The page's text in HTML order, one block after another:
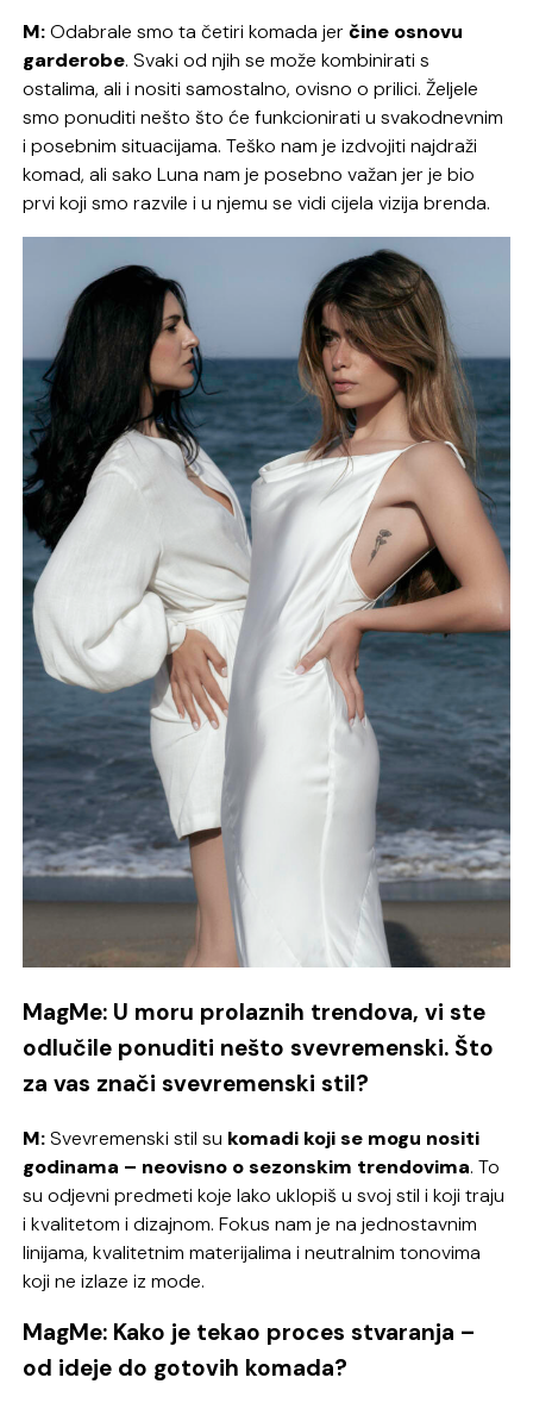
M:Odabrale smo ta četiri komada jerčine osnovu
garderobe. Svaki od njih se može kombinirati s
ostalima, ali i nositi samostalno, ovisno o prilici. Željele
smo ponuditi nešto što će funkcionirati u svakodnevnim
i posebnim situacijama. Teško nam je izdvojiti najdraži
komad, ali sako Luna nam je posebno važan jer je bio
prvi koji smo razvile i u njemu se vidi cijela vizija brenda.
MagMe: U moru prolaznih trendova, vi ste
odlučile ponuditi nešto svevremenski. Što
za vas znači svevremenski stil?
M:Svevremenski stil su komadi koji se mogu nositi
godinama – neovisno o sezonskim trendovima. To
su odjevni predmeti koje lako uklopiš u svoj stil i koji traju
i kvalitetom i dizajnom. Fokus nam je na jednostavnim
linijama, kvalitetnim materijalima i neutralnim tonovima
koji ne izlaze iz mode.
MagMe: Kako je tekao proces stvaranja –
od ideje do gotovih komada?